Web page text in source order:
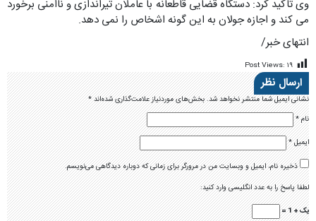
وی تاکید کرد: دستگاه قضایی قاطعانه با عاملان تیراندازی و ناامنی برخورد
می کند و اجازه جولان به این گونه اشخاص را نمی دهد.
انتهای خبر/
Post Views: ۱۹
ارسال نظر
نشانی ایمیل شما منتشر نخواهد شد.بخش‌های موردنیاز علامت‌گذاری شده‌اند*
نام*
ایمیل*
ذخیره نام، ایمیل و وبسایت من در مرورگر برای زمانی که دوباره دیدگاهی می‌نویسم.
لطفا پاسخ را به عدد انگلیسی وارد کنید:
یک + 1 =